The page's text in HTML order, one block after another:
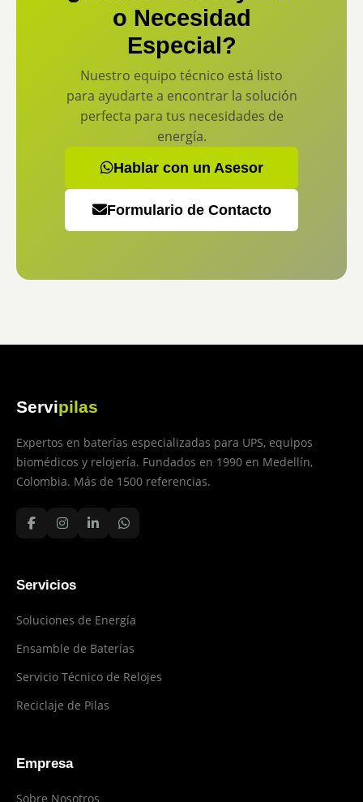
o Necesidad
Especial?
Nuestro equipo técnico está listo
para ayudarte a encontrar la solución
perfecta para tus necesidades de
energía.
Hablar con un Asesor
Formulario de Contacto
Servipilas
Expertos en baterías especializadas para UPS, equipos
biomédicos y relojería. Fundados en 1990 en Medellín,
Colombia. Más de 1500 referencias.
Servicios
Soluciones de Energía
Ensamble de Baterías
Servicio Técnico de Relojes
Reciclaje de Pilas
Empresa
Sobre Nosotros